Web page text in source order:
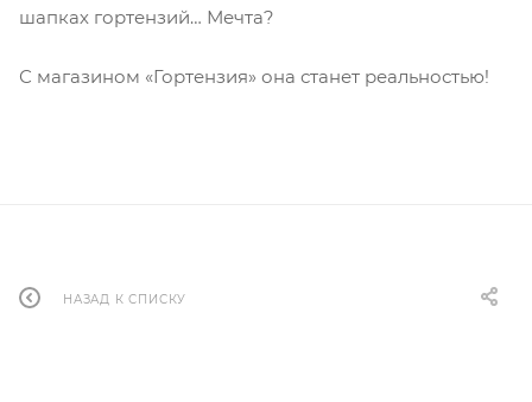
шапках гортензий… Мечта?
С магазином «Гортензия» она станет реальностью!
НАЗАД К СПИСКУ